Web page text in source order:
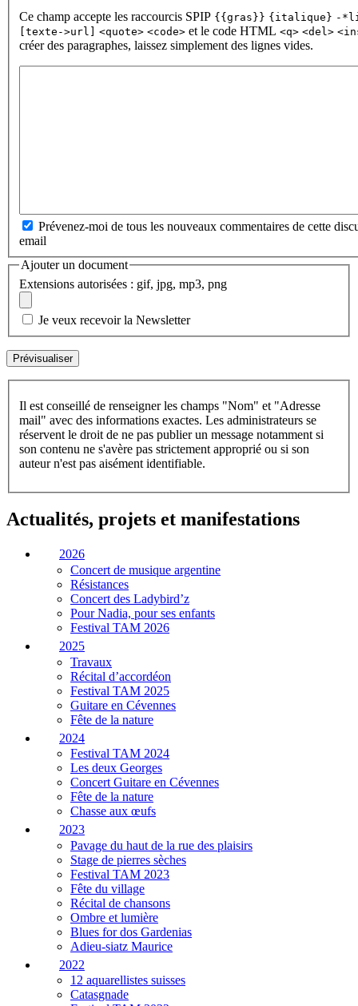
Ce champ accepte les raccourcis SPIP {{gras}} {italique} -
[texte->url]
<quote> <code> et le code HTML <q> <del>
créer des paragraphes, laissez simplement des lignes vides.
Prévenez-moi de tous les nouveaux commentaires de cette
email
Ajouter un document
Extensions autorisées : gif, jpg, mp3, png
Je veux recevoir la Newsletter
Il est conseillé de renseigner les champs "Nom" et "Adresse
mail" avec des informations exactes. Les administrateurs se
réservent le droit de ne pas publier un message notamment si
son contenu ne s'avère pas strictement approprié ou si son
auteur n'est pas aisément identifiable.
Actualités, projets et manifestations
2026
Concert de musique argentine
Résistances
Concert des Ladybird’z
Pour Nadia, pour ses enfants
Festival TAM 2026
2025
Travaux
Récital d’accordéon
Festival TAM 2025
Guitare en Cévennes
Fête de la nature
2024
Festival TAM 2024
Les deux Georges
Concert Guitare en Cévennes
Fête de la nature
Chasse aux œufs
2023
Pavage du haut de la rue des plaisirs
Stage de pierres sèches
Festival TAM 2023
Fête du village
Récital de chansons
Ombre et lumière
Blues for dos Gardenias
Adieu-siatz Maurice
2022
12 aquarellistes suisses
Catasgnade